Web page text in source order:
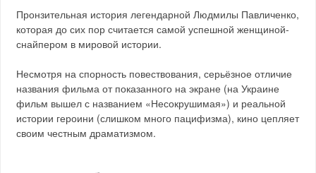
Пронзительная история легендарной Людмилы Павличенко,
которая до сих пор считается самой успешной женщиной-
снайпером в мировой истории.
Несмотря на спорность повествования, серьёзное отличие
названия фильма от показанного на экране (на Украине
фильм вышел с названием «Несокрушимая») и реальной
истории героини (слишком много пацифизма), кино цепляет
своим честным драматизмом.